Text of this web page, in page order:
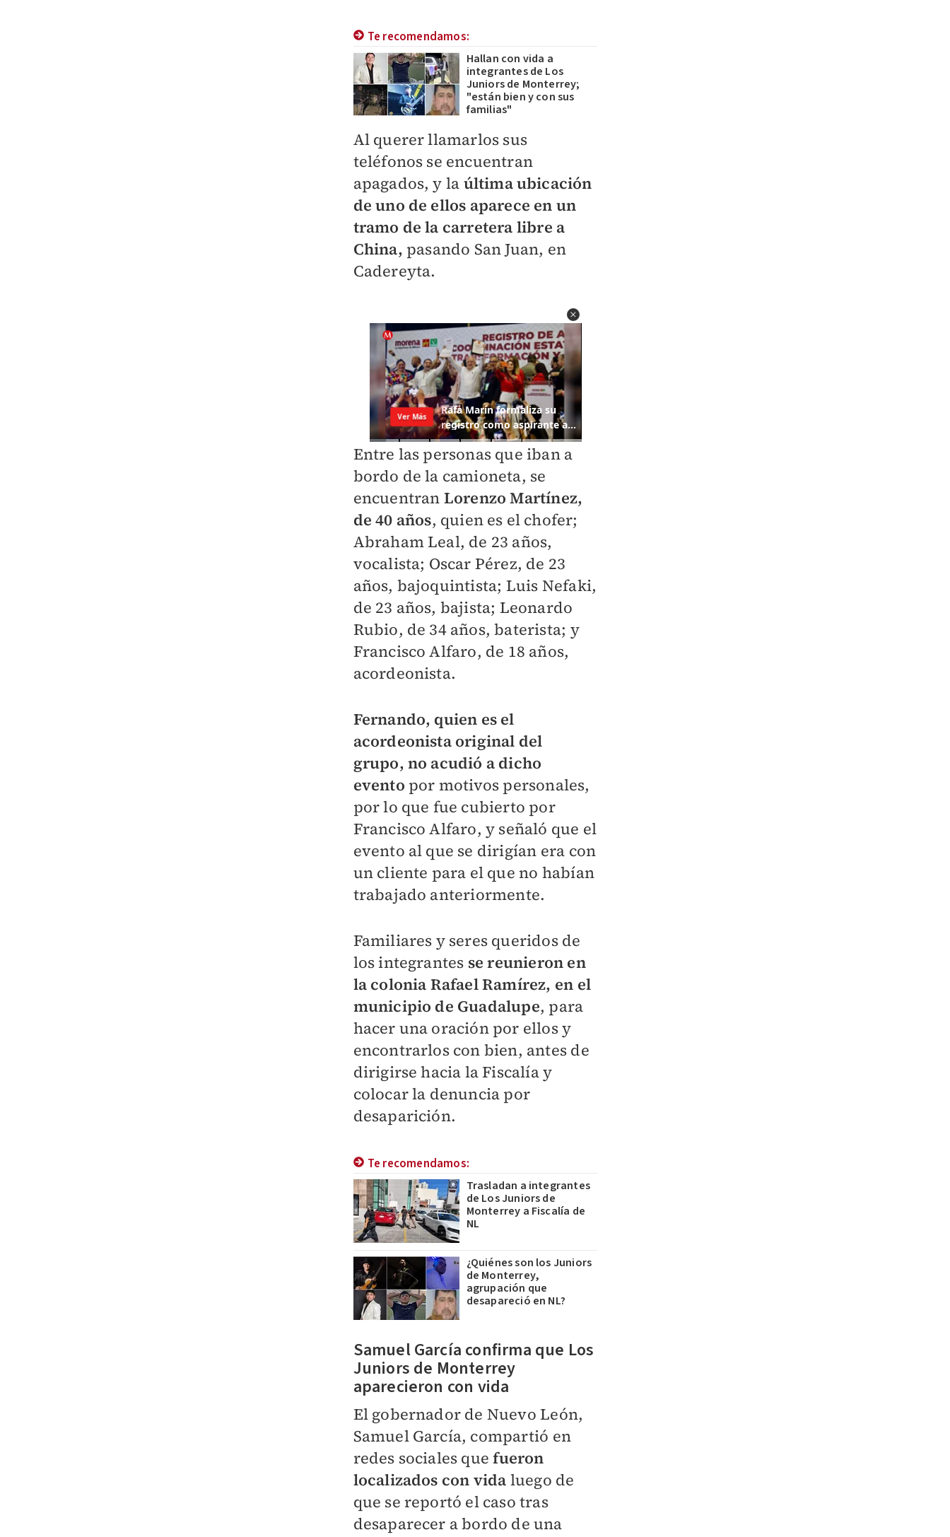
Te recomendamos:
Hallan con vida a
integrantes de Los
Juniors de Monterrey;
"están bien y con sus
familias"
Al querer llamarlos sus
teléfonos se encuentran
apagados, y la última ubicación
de uno de ellos aparece en un
tramo de la carretera libre a
China, pasando San Juan, en
Cadereyta.
Entre las personas que iban a
bordo de la camioneta, se
encuentran Lorenzo Martínez,
de 40 años, quien es el chofer;
Abraham Leal, de 23 años,
vocalista; Oscar Pérez, de 23
años, bajoquintista; Luis Nefaki,
de 23 años, bajista; Leonardo
Rubio, de 34 años, baterista; y
Francisco Alfaro, de 18 años,
acordeonista.
Fernando, quien es el
acordeonista original del
grupo, no acudió a dicho
evento por motivos personales,
por lo que fue cubierto por
Francisco Alfaro, y señaló que el
evento al que se dirigían era con
un cliente para el que no habían
trabajado anteriormente.
Familiares y seres queridos de
los integrantes se reunieron en
la colonia Rafael Ramírez, en el
municipio de Guadalupe, para
hacer una oración por ellos y
encontrarlos con bien, antes de
dirigirse hacia la Fiscalía y
colocar la denuncia por
desaparición.
Te recomendamos:
Trasladan a integrantes
de Los Juniors de
Monterrey a Fiscalía de
NL
¿Quiénes son los Juniors
de Monterrey,
agrupación que
desapareció en NL?
Samuel García confirma que Los
Juniors de Monterrey
aparecieron con vida
El gobernador de Nuevo León,
Samuel García, compartió en
redes sociales quefueron
localizados con vida luego de
que se reportó el caso tras
desaparecer a bordo de una